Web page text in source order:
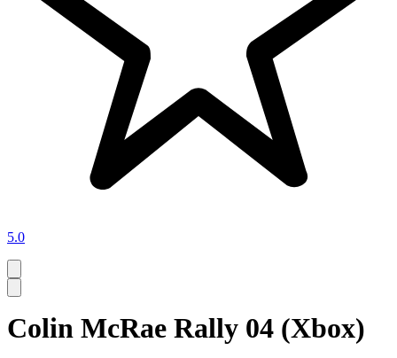
5.0
Colin McRae Rally 04 (Xbox)